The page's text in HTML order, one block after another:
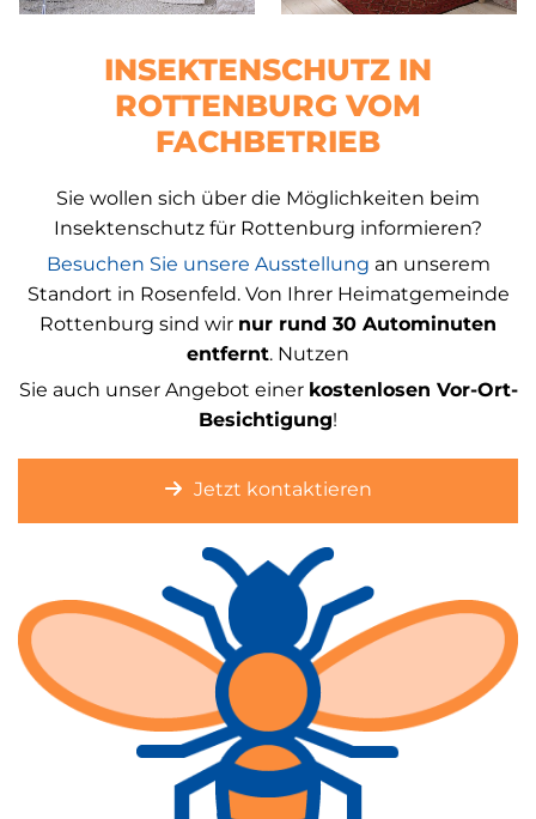
INSEKTENSCHUTZ IN
ROTTENBURG VOM
FACHBETRIEB
Sie wollen sich über die Möglichkeiten beim
Insektenschutz für Rottenburg informieren?
Besuchen Sie unsere Ausstellung an unserem
Standort in Rosenfeld. Von Ihrer Heimatgemeinde
Rottenburg sind wir nur rund 30 Autominuten
entfernt. Nutzen
Sie auch unser Angebot einer kostenlosen Vor-Ort-
Besichtigung!
Jetzt kontaktieren